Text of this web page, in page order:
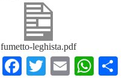
fumetto-leghista.pdf
Facebook
TwitterEmail